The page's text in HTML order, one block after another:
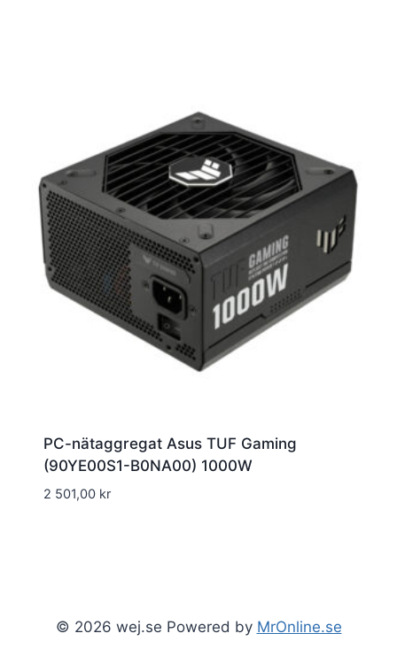
PC-nätaggregat Asus TUF Gaming
(90YE00S1-B0NA00) 1000W
2 501,00 kr
© 2026 wej.se Powered by MrOnline.se